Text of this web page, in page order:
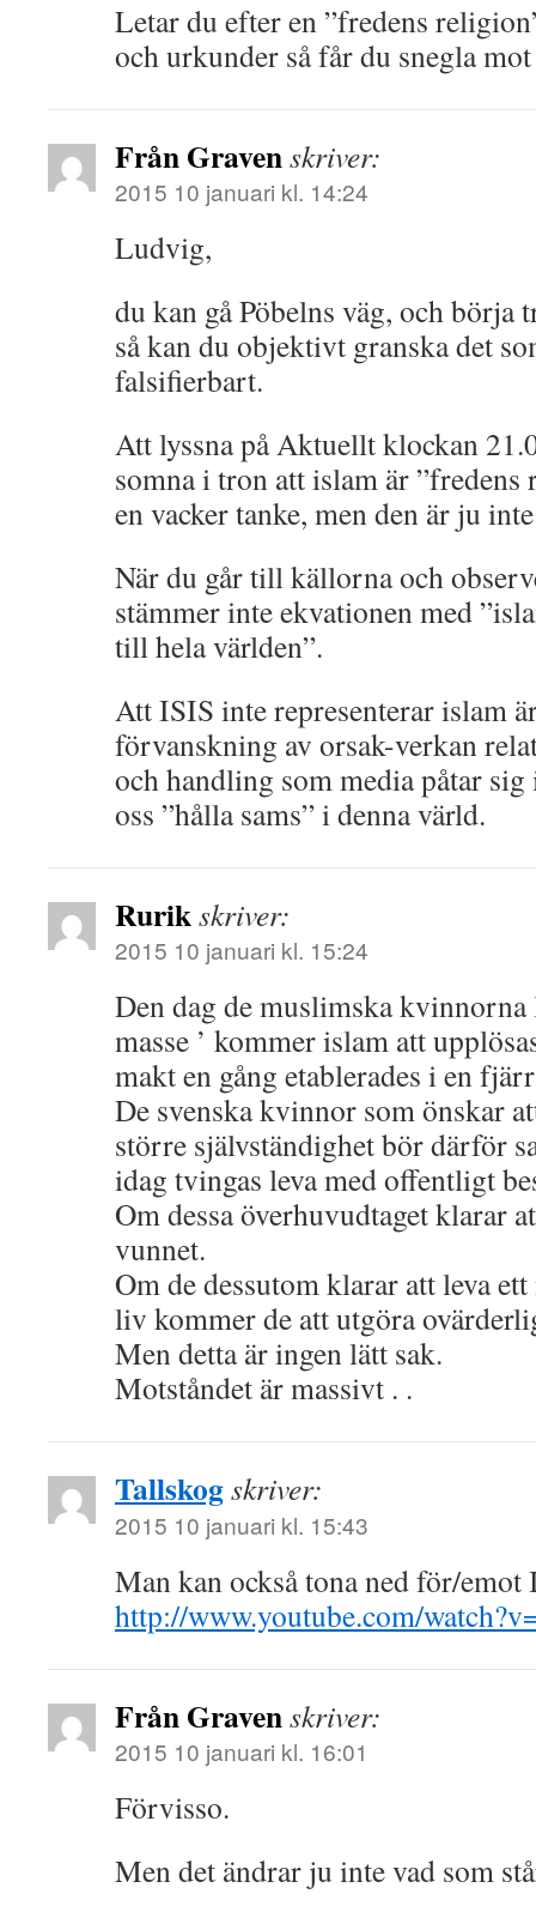
Letar du efter en ”fredens
och urkunder så får du snegla
Från Gravenskriver:
2015 10 januari kl. 14:24
Ludvig,
du kan gå Pöbelns väg, och börja
så kan du objektivt granska det
falsifierbart.
Att lyssna på Aktuellt klockan
somna i tron att islam är
en vacker tanke, men den är ju
När du går till källorna och
stämmer inte ekvationen med
till hela världen”.
Att ISIS inte representerar islam
förvanskning av orsak-verkan
och handling som media påtar
oss ”hålla sams” i denna värld.
Rurikskriver:
2015 10 januari kl. 15:24
Den dag de muslimska kvinnorna
masse ’ kommer islam att
makt en gång etablerades i en
De svenska kvinnor som önskar
större självständighet bör därför
idag tvingas leva med offentligt
Om dessa överhuvudtaget klarar
vunnet.
Om de dessutom klarar att leva
liv kommer de att utgöra
Men detta är ingen lätt sak.
Motståndet är massivt . .
Tallskogskriver:
2015 10 januari kl. 15:43
Man kan också tona ned för/emot
http://www.youtube.com/
Från Gravenskriver:
2015 10 januari kl. 16:01
Förvisso.
Men det ändrar ju inte vad som